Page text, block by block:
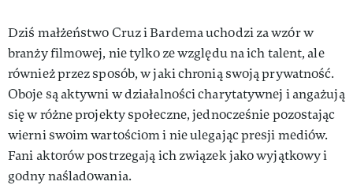
Dziś małżeństwo Cruz i Bardema uchodzi za wzór w
branży filmowej, nie tylko ze względu na ich talent, ale
również przez sposób, w jaki chronią swoją prywatność.
Oboje są aktywni w działalności charytatywnej i angażują
się w różne projekty społeczne, jednocześnie pozostając
wierni swoim wartościom i nie ulegając presji mediów.
Fani aktorów postrzegają ich związek jako wyjątkowy i
godny naśladowania.